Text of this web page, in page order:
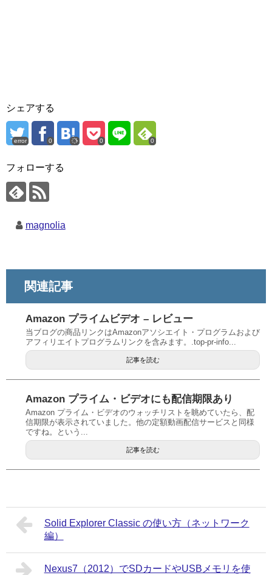
シェアする
error 0 0 0
フォローする
magnolia
関連記事
Amazon プライムビデオ – レビュー
当ブログの商品リンクはAmazonアソシエイト・プログラムおよび
アフィリエイトプログラムリンクを含みます。.top-pr-info...
記事を読む
Amazon プライム・ビデオにも配信期限あり
Amazon プライム・ビデオのウォッチリストを眺めていたら、配
信期限が表示されていました。他の定額動画配信サービスと同様
ですね。という...
記事を読む
Solid Explorer Classic の使い方（ネットワーク
編）
Nexus7（2012）でSDカードやUSBメモリを使